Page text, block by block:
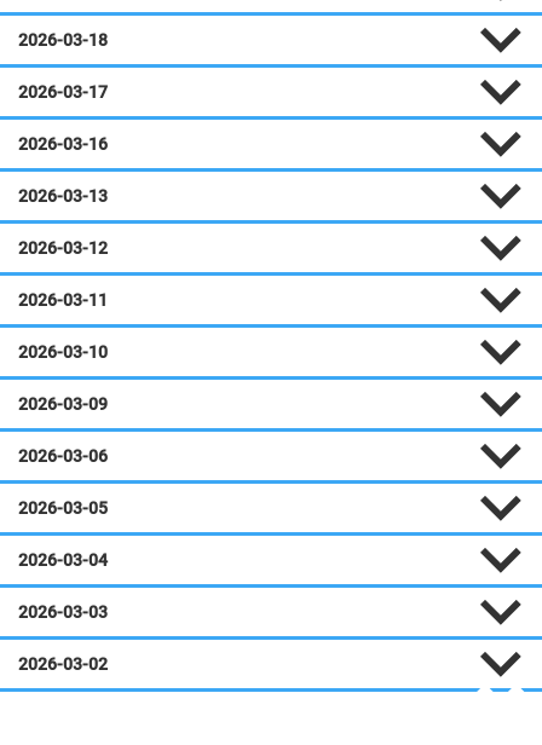
2026-03-18
2026-03-17
2026-03-16
2026-03-13
2026-03-12
2026-03-11
2026-03-10
2026-03-09
2026-03-06
2026-03-05
2026-03-04
2026-03-03
2026-03-02